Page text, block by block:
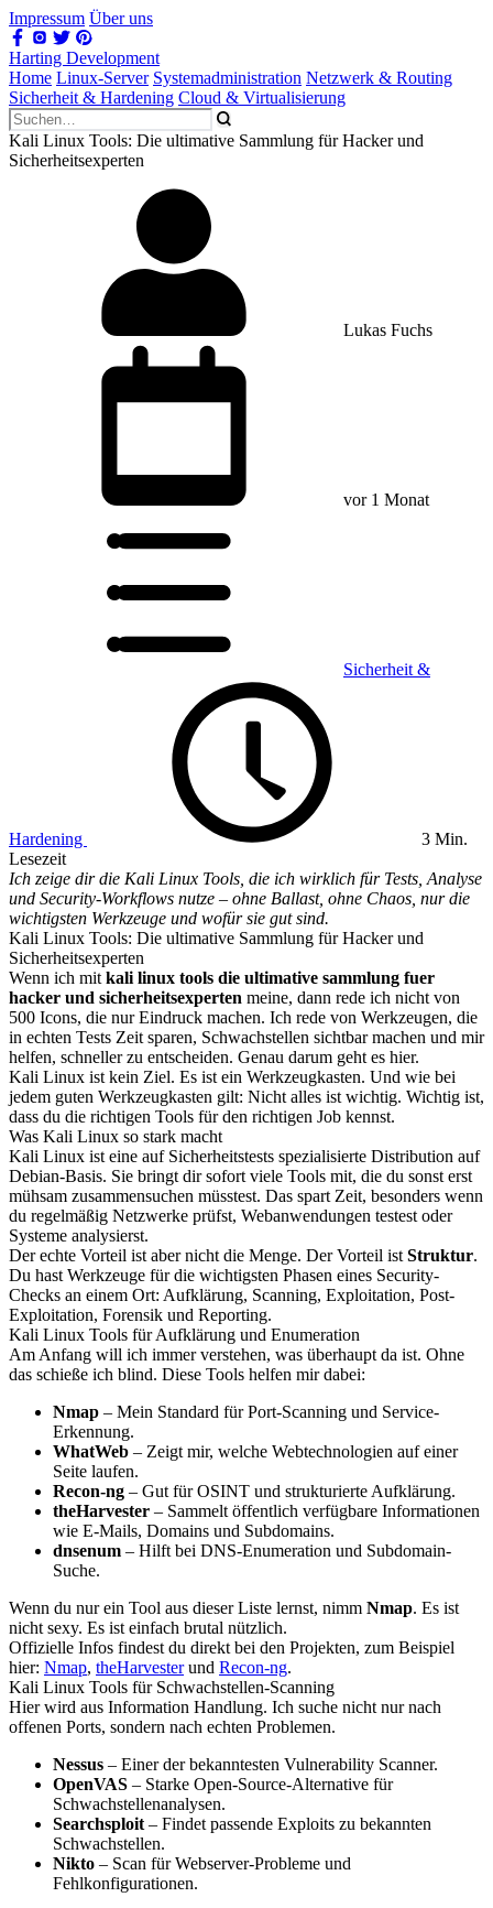
Impressum Über uns
Harting Development
Home Linux-Server Systemadministration Netzwerk & Routing
Sicherheit & Hardening Cloud & Virtualisierung
Kali Linux Tools: Die ultimative Sammlung für Hacker und
Sicherheitsexperten
Lukas Fuchs
vor 1 Monat
Sicherheit &
Hardening
3 Min.
Lesezeit
Ich zeige dir die Kali Linux Tools, die ich wirklich für Tests, Analyse
und Security-Workflows nutze – ohne Ballast, ohne Chaos, nur die
wichtigsten Werkzeuge und wofür sie gut sind.
Kali Linux Tools: Die ultimative Sammlung für Hacker und
Sicherheitsexperten
Wenn ich mit kali linux tools die ultimative sammlung fuer
hacker und sicherheitsexperten meine, dann rede ich nicht von
500 Icons, die nur Eindruck machen. Ich rede von Werkzeugen, die
in echten Tests Zeit sparen, Schwachstellen sichtbar machen und mir
helfen, schneller zu entscheiden. Genau darum geht es hier.
Kali Linux ist kein Ziel. Es ist ein Werkzeugkasten. Und wie bei
jedem guten Werkzeugkasten gilt: Nicht alles ist wichtig. Wichtig ist,
dass du die richtigen Tools für den richtigen Job kennst.
Was Kali Linux so stark macht
Kali Linux ist eine auf Sicherheitstests spezialisierte Distribution auf
Debian-Basis. Sie bringt dir sofort viele Tools mit, die du sonst erst
mühsam zusammensuchen müsstest. Das spart Zeit, besonders wenn
du regelmäßig Netzwerke prüfst, Webanwendungen testest oder
Systeme analysierst.
Der echte Vorteil ist aber nicht die Menge. Der Vorteil ist Struktur.
Du hast Werkzeuge für die wichtigsten Phasen eines Security-
Checks an einem Ort: Aufklärung, Scanning, Exploitation, Post-
Exploitation, Forensik und Reporting.
Kali Linux Tools für Aufklärung und Enumeration
Am Anfang will ich immer verstehen, was überhaupt da ist. Ohne
das schieße ich blind. Diese Tools helfen mir dabei:
Nmap – Mein Standard für Port-Scanning und Service-
Erkennung.
WhatWeb – Zeigt mir, welche Webtechnologien auf einer
Seite laufen.
Recon-ng – Gut für OSINT und strukturierte Aufklärung.
theHarvester – Sammelt öffentlich verfügbare Informationen
wie E-Mails, Domains und Subdomains.
dnsenum – Hilft bei DNS-Enumeration und Subdomain-
Suche.
Wenn du nur ein Tool aus dieser Liste lernst, nimm Nmap. Es ist
nicht sexy. Es ist einfach brutal nützlich.
Offizielle Infos findest du direkt bei den Projekten, zum Beispiel
hier: Nmap, theHarvesterund Recon-ng.
Kali Linux Tools für Schwachstellen-Scanning
Hier wird aus Information Handlung. Ich suche nicht nur nach
offenen Ports, sondern nach echten Problemen.
Nessus – Einer der bekanntesten Vulnerability Scanner.
OpenVAS – Starke Open-Source-Alternative für
Schwachstellenanalysen.
Searchsploit – Findet passende Exploits zu bekannten
Schwachstellen.
Nikto – Scan für Webserver-Probleme und
Fehlkonfigurationen.